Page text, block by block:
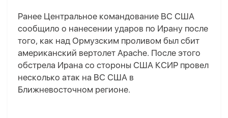
Ранее Центральное командование ВС США
сообщило о нанесении ударов по Ирану после
того, как над Ормузским проливом был сбит
американский вертолет Apache. После этого
обстрела Ирана со стороны США КСИР провел
несколько атак на ВС США в
Ближневосточном регионе.